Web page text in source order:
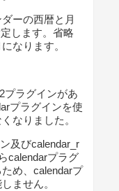
ーの西暦と月
します。省略
なります。
プラグインがあ
プラグインを使
なりました。
及びcalendar_r
calendarプラグ
め、calendarプ
ません。